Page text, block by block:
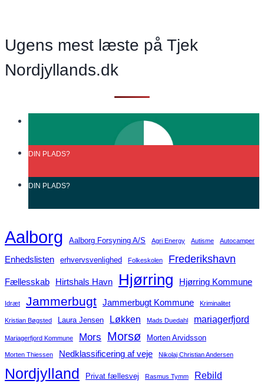
Ugens mest læste på Tjek
Nordjyllands.dk
DIN PLADS?
DIN PLADS?
Aalborg Aalborg Forsyning A/S Agri Energy Autisme Autocamper
Enhedslisten erhvervsvenlighed Folkeskolen Frederikshavn
Fællesskab Hirtshals Havn Hjørring Hjørring Kommune
Idræt Jammerbugt Jammerbugt Kommune Kriminalitet
Kristian Bøgsted Laura Jensen Løkken Mads Duedahl mariagerfjord
Mariagerfjord Kommune Mors Morsø Morten Arvidsson
Morten Thiessen Nedklassificering af veje Nikolaj Christian Andersen
Nordjylland Privat fællesvej Rasmus Tymm Rebild